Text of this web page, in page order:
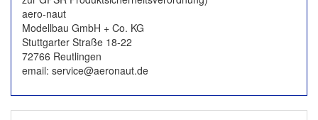
aero-naut
Modellbau GmbH + Co. KG
Stuttgarter Straße 18-22
72766 Reutlingen
email: service@aeronaut.de